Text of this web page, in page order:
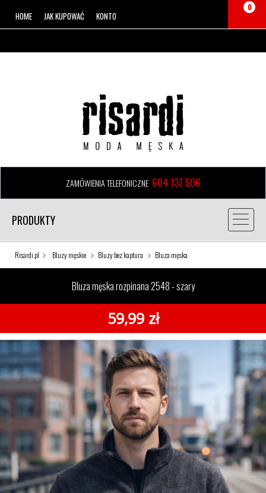
HOME JAK KUPOWAĆ KONTO
0
ZAMÓWIENIA TELEFONICZNE 604 137 506
PRODUKTY
Risardi.pl Bluzy męskie Bluzy bez kaptura Bluza męska
rozpinana 2548 - szaryBluza męska rozpinana 2548 - szary
59,99 zł